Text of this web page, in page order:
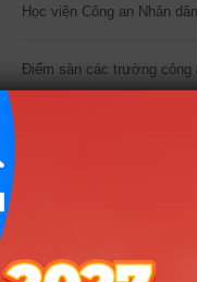
Học viện Công an Nhân
Điểm sàn các trường công
➜Quy đổi điểm thi